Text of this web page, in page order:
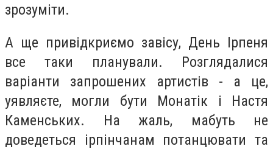
зрозуміти.
А ще привідкриємо завісу, День Ірпеня
все таки планували. Розглядалися
варіанти запрошених артистів - а це,
уявляєте, могли бути Монатік і Настя
Каменських. На жаль, мабуть не
доведеться ірпінчанам потанцювати та